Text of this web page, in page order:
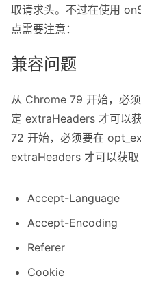
取请求头。不过在使用
点需要注意：
兼容问题
从 Chrome 79 开始，必
定 extraHeaders 才可以
72 开始，必须要在
extraHeaders 才可以获取
Accept-Language
Accept-Encoding
Referer
Cookie